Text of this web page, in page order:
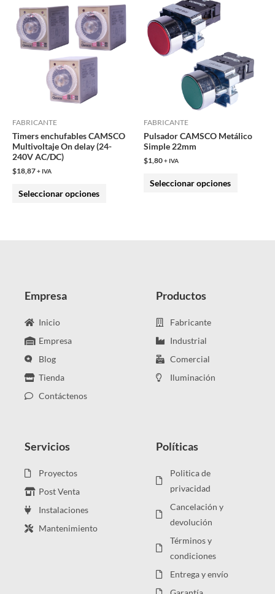
FABRICANTE
Timers enchufables CAMSCO
Multivoltaje On delay (24-
240V AC/DC)
$18,87+ IVA
Seleccionar opciones
producto
tiene
múltiples
elegir
en
FABRICANTE
Pulsador CAMSCO Metálico
Simple 22mm
$1,80+ IVA
Seleccionar opciones
variantes.
Las
opciones
elegir
Empresa
Inicio
Empresa
Blog
Tienda
Contáctenos
Productos
Fabricante
Industrial
Comercial
Iluminación
Servicios
Proyectos
Post Venta
Instalaciones
Mantenimiento
Políticas
Politica de
privacidad
Cancelación y
devolución
Términos y
condiciones
Entrega y envío